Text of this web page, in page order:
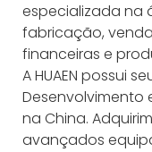
especializada na
fabricação,
financeiras e
A HUAEN possui
Desenvolvimento
na China.
avançados